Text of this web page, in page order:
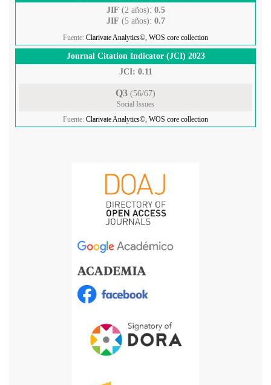
JIF (2 años): 0.5
JIF (5 años): 0.7
Fuente: Clarivate Analytics©, WOS core collection
Journal Citation Indicator (JCI) 2023
JCI: 0.11
Q3 (56/67)
Social Issues
Fuente: Clarivate Analytics©, WOS core collection